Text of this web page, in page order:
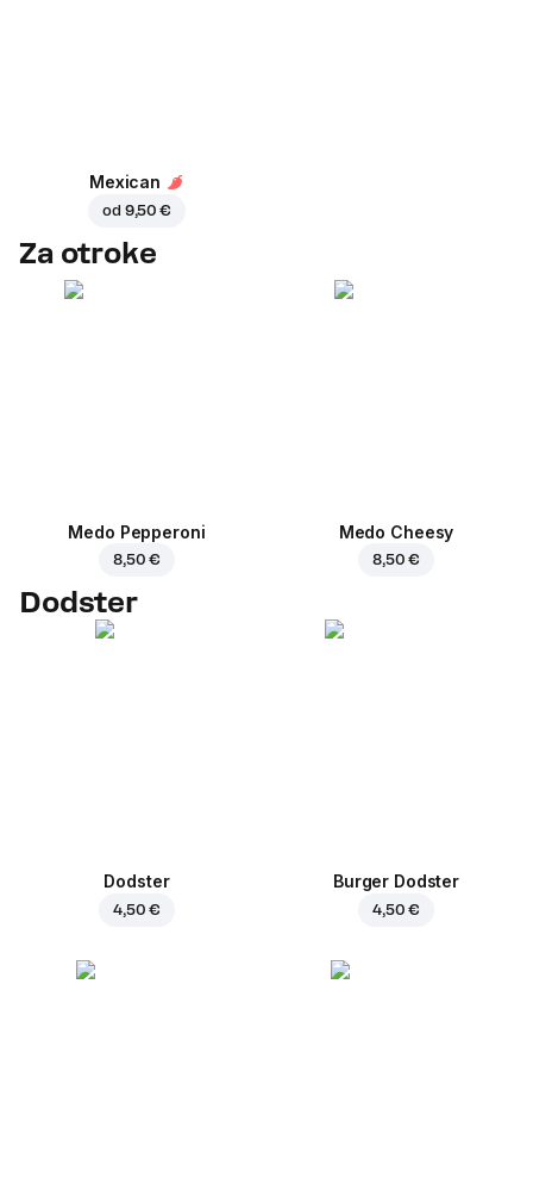
Mexican
od 9,50 €
Za otroke
Medo Pepperoni
8,50 €
Medo Cheesy
8,50 €
Dodster
Dodster
4,50 €
Burger Dodster
4,50 €